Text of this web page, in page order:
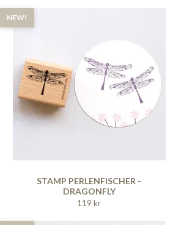
NEW!
STAMP PERLENFISCHER -
DRAGONFLY
119 kr